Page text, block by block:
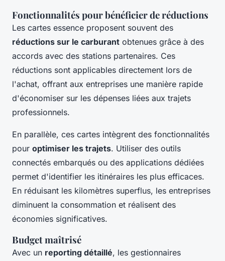
Fonctionnalités pour bénéficier de réductions
Les cartes essence proposent souvent des
réductions sur le carburant obtenues grâce à des
accords avec des stations partenaires. Ces
réductions sont applicables directement lors de
l'achat, offrant aux entreprises une manière rapide
d'économiser sur les dépenses liées aux trajets
professionnels.
En parallèle, ces cartes intègrent des fonctionnalités
pour optimiser les trajets. Utiliser des outils
connectés embarqués ou des applications dédiées
permet d'identifier les itinéraires les plus efficaces.
En réduisant les kilomètres superflus, les entreprises
diminuent la consommation et réalisent des
économies significatives.
Budget maîtrisé
Avec un reporting détaillé, les gestionnaires